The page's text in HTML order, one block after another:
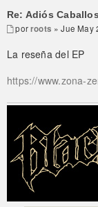
Re: Adiós
porroots » Jue May
La reseña del EP
https://www.zona-